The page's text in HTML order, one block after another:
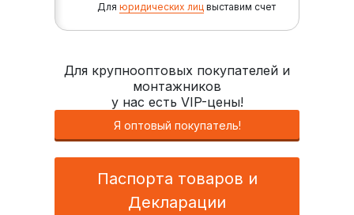
Дляюридических лиц выставим счет
Для крупнооптовых покупателей и
монтажников
у нас есть VIP-цены!
Я оптовый покупатель!
Паспорта товаров и
Декларации